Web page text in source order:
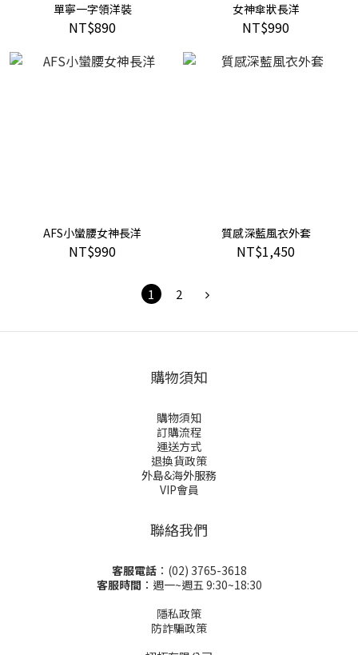
單寧一字領洋裝
NT$890
女神傘狀長洋
NT$990
AFS小蠻腰女神長洋
NT$990
質感深藍風衣外套
NT$1,450
1 2
購物須知
購物須知
訂購流程
運送方式
退換貨政策
外島&海外服務
VIP會員
聯絡我們
客服電話：(02) 3765-3618
客服時間 ：週一~週五 9:30~18:30
隱私政策
防詐騙政策